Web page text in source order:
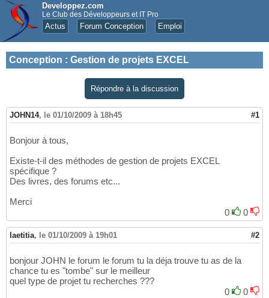
Developpez.com
Le Club des Développeurs et IT Pro
Actus Forum Conception Emploi
Conception : Gestion de projets EXCEL
Répondre à la discussion
JOHN14, le 01/10/2009 à 18h45 #1
Bonjour à tous,
Existe-t-il des méthodes de gestion de projets EXCEL
spécifique ?
Des livres, des forums etc...
Merci
0
0
laetitia, le 01/10/2009 à 19h01 #2
bonjour JOHN le forum le forum tu la déja trouve tu as de la
chance tu es "tombe" sur le meilleur
quel type de projet tu recherches ???
0
0